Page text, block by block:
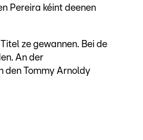
Pereira kéint deenen
ze gewannen. Bei de
An der
den Tommy Arnoldy